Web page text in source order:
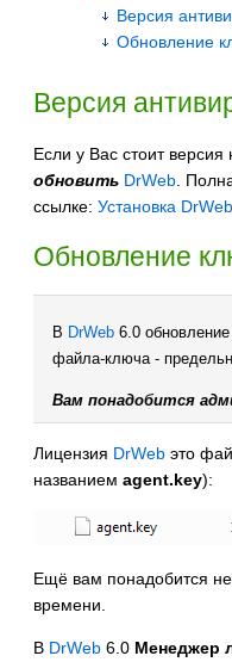
Версия
Обновление
Версия
Если у Вас стоит
обновить DrWeb .
ссылке: Установка
Обновление
В DrWeb 6.0
файла-ключа -
Вам понадобится
Лицензия DrWeb это
названием agent.key):
Ещё вам понадобится
времени.
В DrWeb 6.0 Менеджер